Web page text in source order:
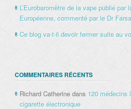
L’Eurobaromètre de la vape publié par
Européenne, commenté par le Dr
Ce blog va-t-il devoir fermer suite au
COMMENTAIRES RÉCENTS
Richard Catherine dans 120 médecins
cigarette électronique